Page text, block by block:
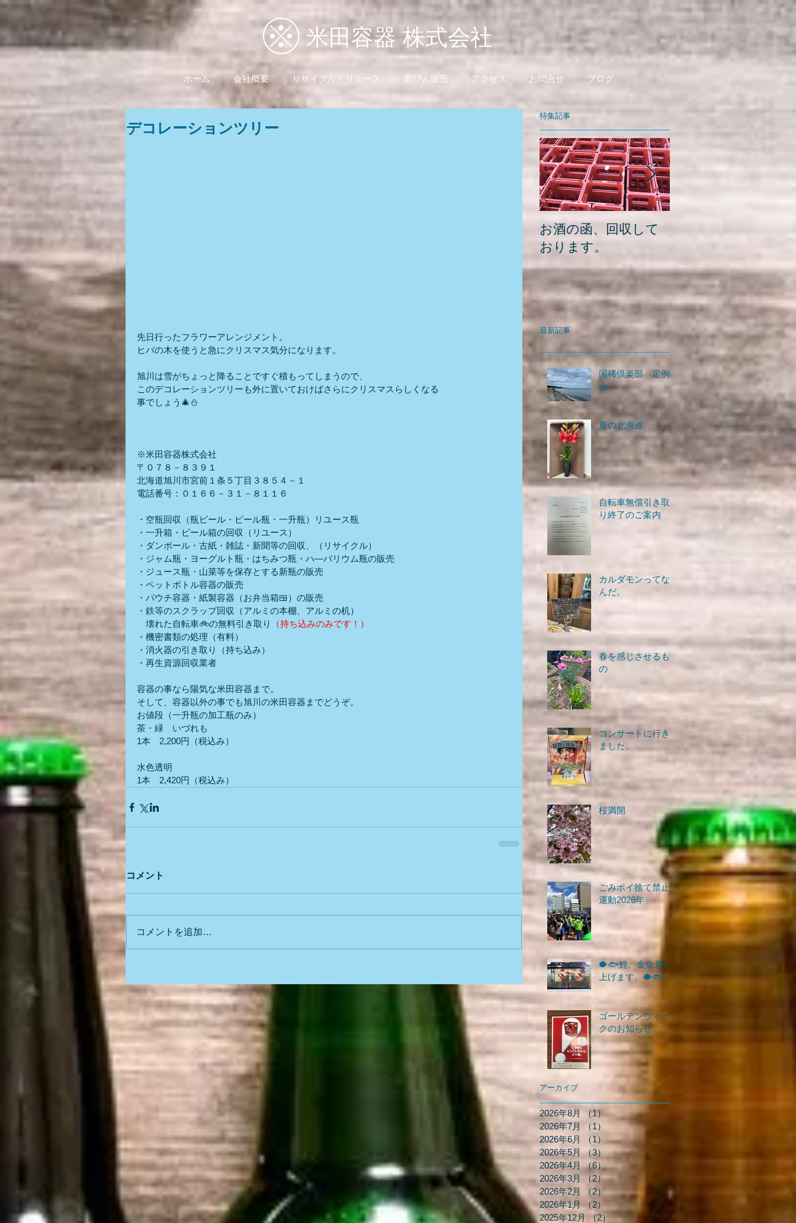
米田容器 株式会社
ホーム 会社概要 リサイクル・リユース 新びん販売 アクセス お問合せ ブログ
デコレーションツリー
先日行ったフラワーアレンジメント。
ヒバの木を使うと急にクリスマス気分になります。
旭川は雪がちょっと降ることですぐ積もってしまうので、
このデコレーションツリーも外に置いておけばさらにクリスマスらしくなる
事でしょう🎄⛄
※米田容器株式会社
〒０７８－８３９１
北海道旭川市宮前１条５丁目３８５４－１
電話番号：０１６６－３１－８１１６
・空瓶回収（瓶ビール・ビール瓶・一升瓶）リユース瓶
・一升箱・ビール箱の回収（リユース）
・ダンボール・古紙・雑誌・新聞等の回収、（リサイクル）
・ジャム瓶・ヨーグルト瓶・はちみつ瓶・ハ―バリウム瓶の販売
・ジュース瓶・山菜等を保存とする新瓶の販売
・ペットボトル容器の販売
・パウチ容器・紙製容器（お弁当箱🍱）の販売
・鉄等のスクラップ回収（アルミの本棚、アルミの机）
壊れた自転車🚲の無料引き取り
（持ち込みのみです！）
・機密書類の処理（有料）
・消火器の引き取り（持ち込み）
・再生資源回収業者
容器の事なら陽気な米田容器まで。
そして、容器以外の事でも旭川の米田容器までどうぞ。
お値段（一升瓶の加工瓶のみ）
茶・緑　いづれも
1本　2,200円（税込み）
水色透明
1本　2,420円（税込み）
コメント
コメントを追加…
特集記事
お酒の函、回収して
おります。
最新記事
国稀倶楽部 定例
会
夏の北海道
自転車無償引き取
り終了のご案内
カルダモンってな
んだ。
春を感じさせるも
の
コンサートに行き
ました。
桜満開
ごみポイ捨て禁止
運動2026年
🐡🐟鯉、金魚差し
上げます。🐡🐟
ゴールデンウィー
クのお知らせ
アーカイブ
2026年8月 （1）
1件の記事
2026年7月
（1）
1件の記事
2026年6月
（1）1件の記事
2026年5月 （3）3件の記事
2026年4月 （6）6件の記事
2026年3月
（2）2件の記事
2026年2月
（2）2件の記事
2026年1月 （2）2件の記事
2025年12月
（2）2件の記事